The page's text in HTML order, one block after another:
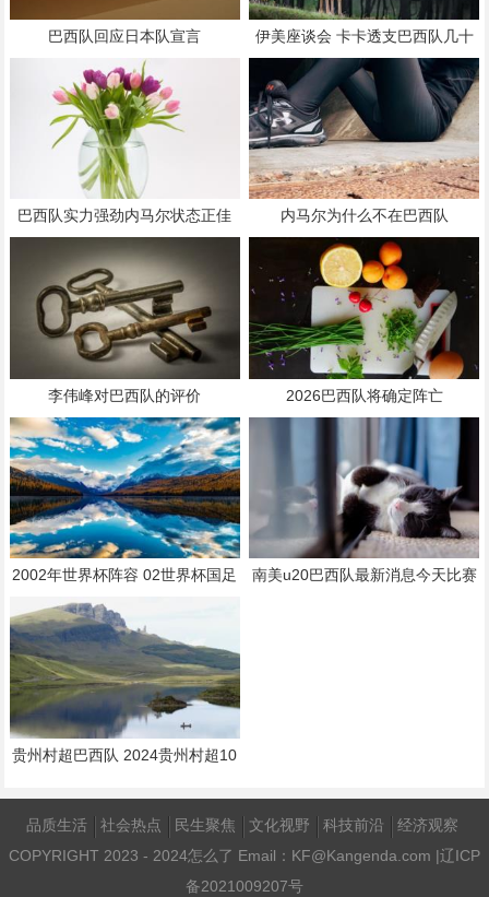
巴西队回应日本队宣言
伊美座谈会 卡卡透支巴西队几十
年颜值
巴西队实力强劲内马尔状态正佳 内马尔为什么不在巴西队
李伟峰对巴西队的评价 2026巴西队将确定阵亡
2002年世界杯阵容 02世界杯国足
南美u20巴西队最新消息今天比赛
贵州村超巴西队 2024贵州村超10
品质生活 社会热点 民生聚焦 文化视野 科技前沿
经济观察
COPYRIGHT 2023 - 2024怎么了 Email：KF@Kangenda.com |辽ICP
备2021009207号